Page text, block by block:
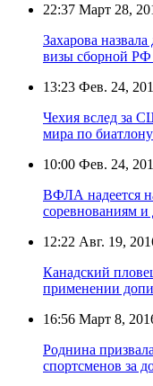
22:37 Март 28,
Захарова
визы сборной РФ
13:23 Фев. 24,
Чехия вслед за
мира по
10:00 Фев. 24,
ВФЛА надеется
соревнованиям и
12:22 Авг. 19,
Канадский
применении
16:56 Март 8,
Роднина
спортсменов за